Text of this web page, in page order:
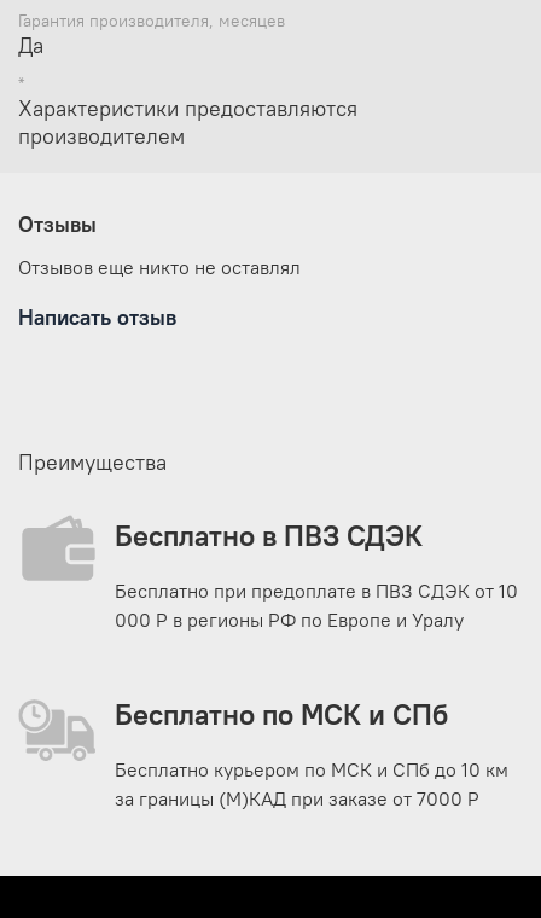
Гарантия производителя, месяцев
Да
*
Характеристики предоставляются
производителем
Отзывы
Отзывов еще никто не оставлял
Написать отзыв
Преимущества
Бесплатно в ПВЗ СДЭК
Бесплатно при предоплате в ПВЗ СДЭК от 10
000 Р в регионы РФ по Европе и Уралу
Бесплатно по МСК и СПб
Бесплатно курьером по МСК и СПб до 10 км
за границы (М)КАД при заказе от 7000 Р